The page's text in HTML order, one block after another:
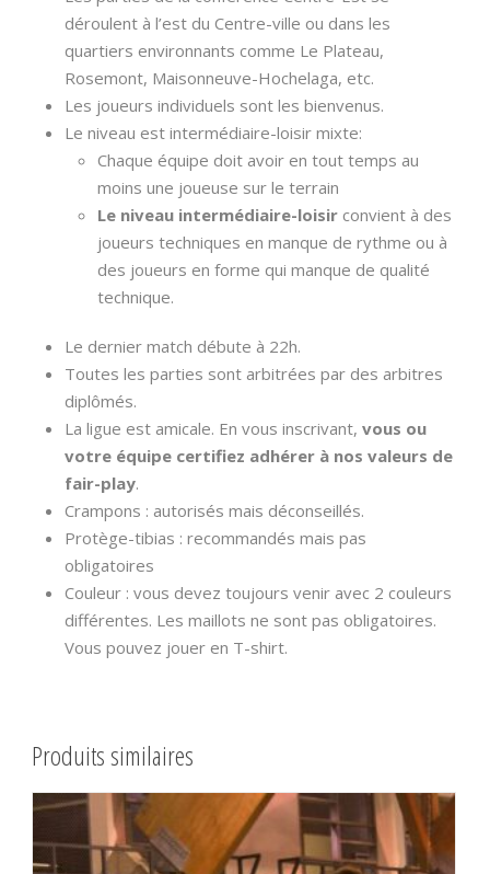
déroulent à l’est du Centre-ville ou dans les
quartiers environnants comme Le Plateau,
Rosemont, Maisonneuve-Hochelaga, etc.
Les joueurs individuels sont les bienvenus.
Le niveau est intermédiaire-loisir mixte:
Chaque équipe doit avoir en tout temps au
moins une joueuse sur le terrain
Le niveau intermédiaire-loisir convient à des
joueurs techniques en manque de rythme ou à
des joueurs en forme qui manque de qualité
technique.
Le dernier match débute à 22h.
Toutes les parties sont arbitrées par des arbitres
diplômés.
La ligue est amicale. En vous inscrivant, vous ou
votre équipe certifiez adhérer à nos valeurs de
fair-play.
Crampons : autorisés mais déconseillés.
Protège-tibias : recommandés mais pas
obligatoires
Couleur : vous devez toujours venir avec 2 couleurs
différentes. Les maillots ne sont pas obligatoires.
Vous pouvez jouer en T-shirt.
Produits similaires